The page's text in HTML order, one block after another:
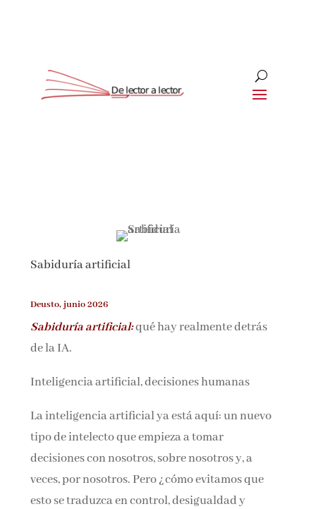
Sabiduría artificial
Deusto, junio 2026
Sabiduría artificial:qué hay realmente detrás
de la IA.
Inteligencia artificial, decisiones humanas
La inteligencia artificial ya está aquí: un nuevo
tipo de intelecto que empieza a tomar
decisiones con nosotros, sobre nosotros y, a
veces, por nosotros. Pero ¿cómo evitamos que
esto se traduzca en control, desigualdad y
Suscríbete
Únete a nuestra comunidad de amantes de la
Nombre*
Email*
Por favor, acepta lostérminos y condiciones